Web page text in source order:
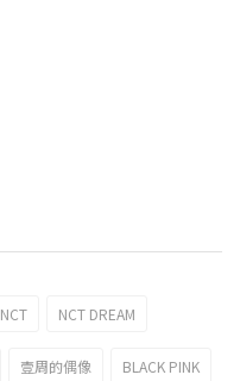
NCT NCT DREAM
壹周的偶像 BLACK PINK